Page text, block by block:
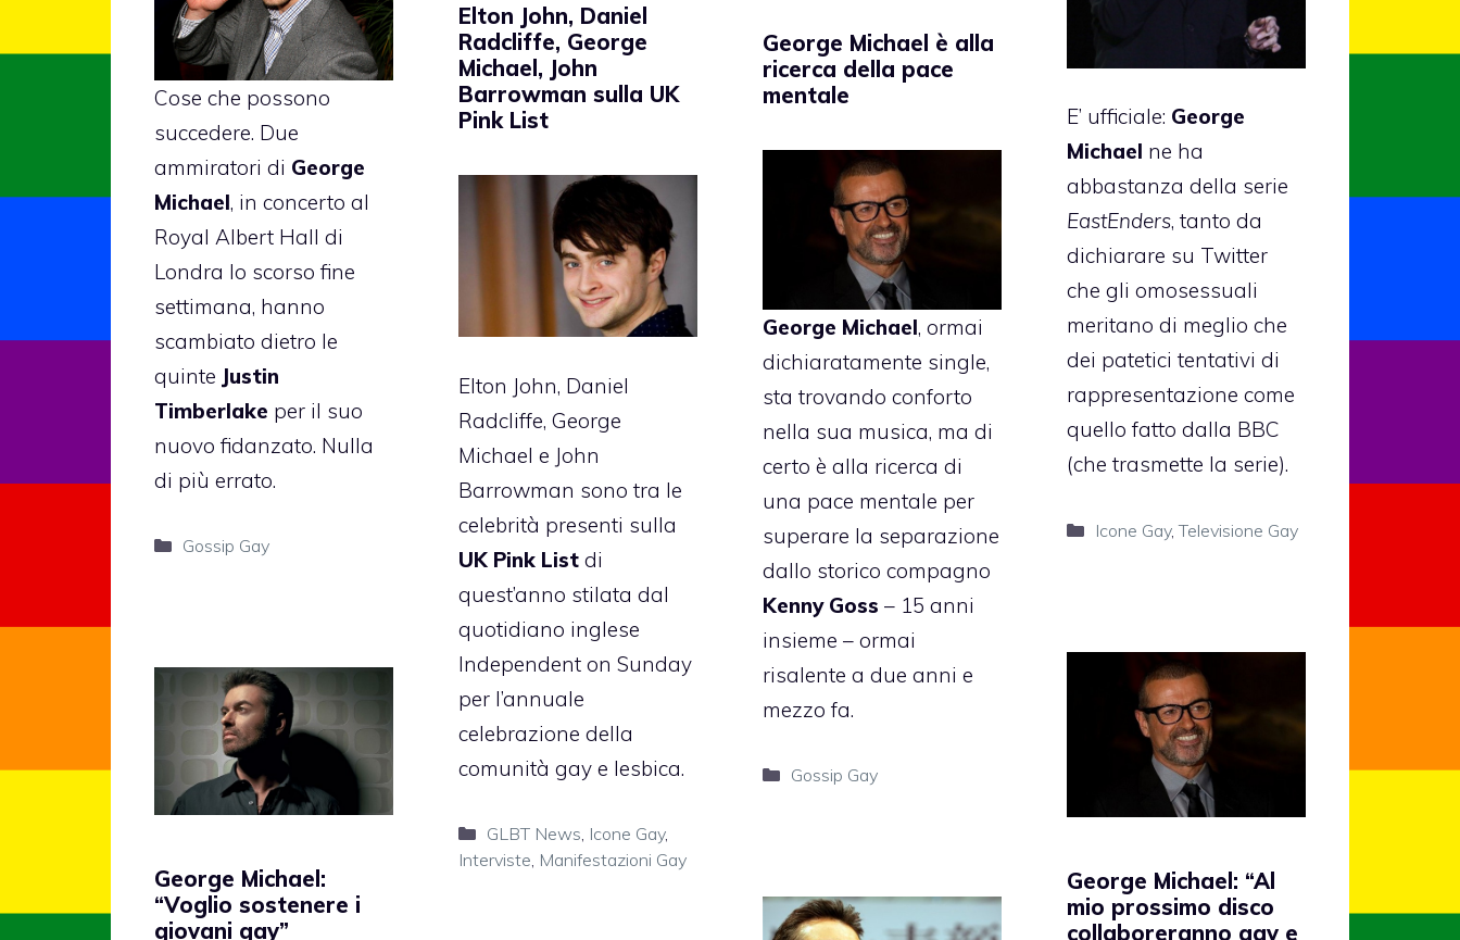
E’ ufficiale: George
Michael ne ha
abbastanza della serie
EastEnders, tanto da
dichiarare su Twitter
che gli omosessuali
meritano di meglio che
dei patetici tentativi di
rappresentazione come
quello fatto dalla BBC
(che trasmette la serie).
Categorie
Icone Gay,Televisione Gay
Cose che possono
succedere. Due
ammiratori di George
Michael, in concerto al
Royal Albert Hall di
Londra lo scorso fine
settimana, hanno
scambiato dietro le
quinte Justin
Timberlake per il suo
nuovo fidanzato. Nulla
di più errato.
Categorie
Gossip Gay
Elton John, Daniel
Radcliffe, George
Michael, John
Barrowman sulla UK
Pink List
Elton John, Daniel
Radcliffe, George
Michael e John
Barrowman sono tra le
celebrità presenti sulla
UK Pink List di
quest’anno stilata dal
quotidiano inglese
Independent on Sunday
per l’annuale
celebrazione della
comunità gay e lesbica.
Categorie
GLBT News, Icone Gay,
Interviste, Manifestazioni Gay
George Michael è alla
ricerca della pace
mentale
George Michael, ormai
dichiaratamente single,
sta trovando conforto
nella sua musica, ma di
certo è alla ricerca di
una pace mentale per
superare la separazione
dallo storico compagno
Kenny Goss – 15 anni
insieme – ormai
risalente a due anni e
mezzo fa.
Categorie
Gossip Gay
George Michael: “Al
mio prossimo disco
collaboreranno gay e
George Michael:
“Voglio sostenere i
giovani gay”